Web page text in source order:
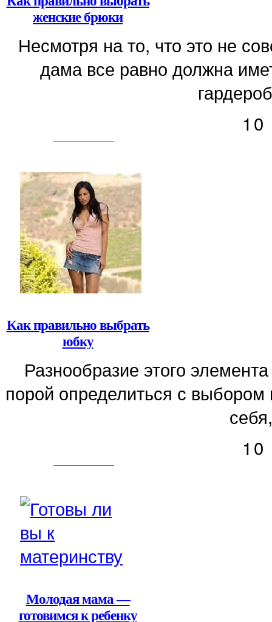
женские брюки
Несмотря на то, что это не
дама все равно должна
Как правильно выбрать
юбку
Разнообразие этого
порой определиться с
Молодая мама —
готовимся к ребенку